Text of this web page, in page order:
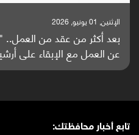
الإثنين, 01 يونيو, 2026
بعد أكثر من عقد من
عن العمل مع الإبقاء على
تابع أخبار محافظتك: